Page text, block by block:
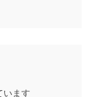
います